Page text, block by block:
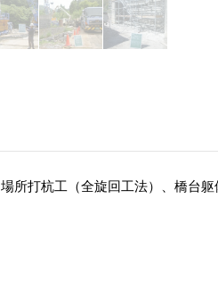
場所打杭工（全旋回工法）、橋台